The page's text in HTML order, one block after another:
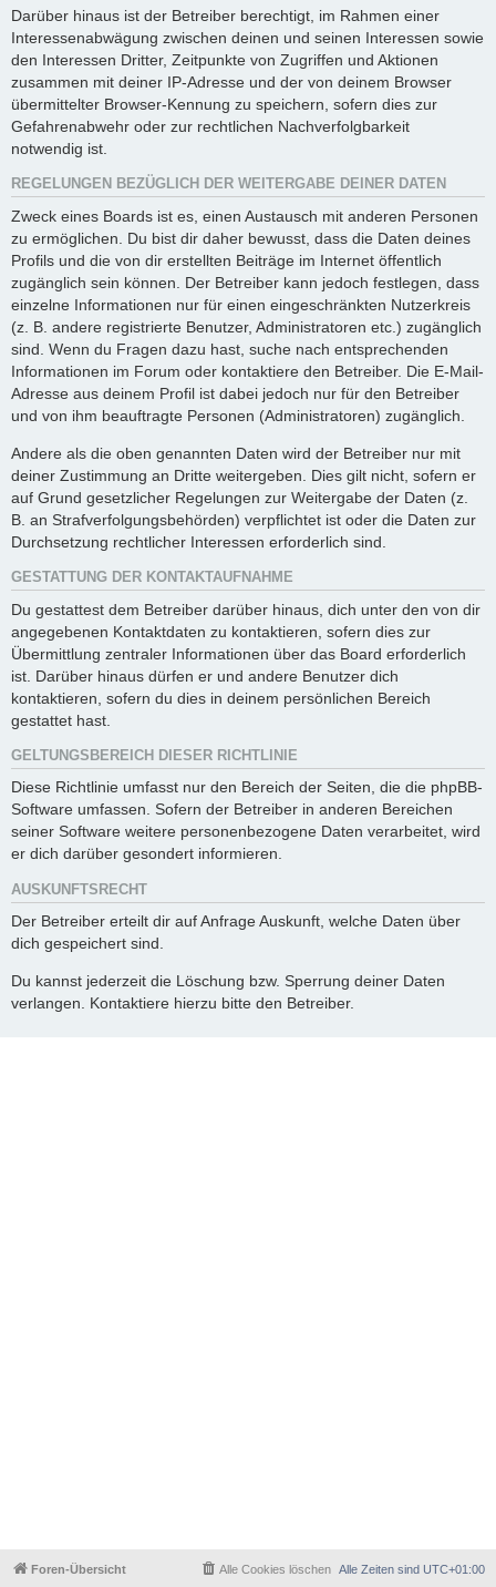
Darüber hinaus ist der Betreiber berechtigt, im Rahmen einer
Interessenabwägung zwischen deinen und seinen Interessen sowie
den Interessen Dritter, Zeitpunkte von Zugriffen und Aktionen
zusammen mit deiner IP-Adresse und der von deinem Browser
übermittelter Browser-Kennung zu speichern, sofern dies zur
Gefahrenabwehr oder zur rechtlichen Nachverfolgbarkeit
notwendig ist.
REGELUNGEN BEZÜGLICH DER WEITERGABE DEINER DATEN
Zweck eines Boards ist es, einen Austausch mit anderen Personen
zu ermöglichen. Du bist dir daher bewusst, dass die Daten deines
Profils und die von dir erstellten Beiträge im Internet öffentlich
zugänglich sein können. Der Betreiber kann jedoch festlegen, dass
einzelne Informationen nur für einen eingeschränkten Nutzerkreis
(z. B. andere registrierte Benutzer, Administratoren etc.) zugänglich
sind. Wenn du Fragen dazu hast, suche nach entsprechenden
Informationen im Forum oder kontaktiere den Betreiber. Die E-Mail-
Adresse aus deinem Profil ist dabei jedoch nur für den Betreiber
und von ihm beauftragte Personen (Administratoren) zugänglich.
Andere als die oben genannten Daten wird der Betreiber nur mit
deiner Zustimmung an Dritte weitergeben. Dies gilt nicht, sofern er
auf Grund gesetzlicher Regelungen zur Weitergabe der Daten (z.
B. an Strafverfolgungsbehörden) verpflichtet ist oder die Daten zur
Durchsetzung rechtlicher Interessen erforderlich sind.
GESTATTUNG DER KONTAKTAUFNAHME
Du gestattest dem Betreiber darüber hinaus, dich unter den von dir
angegebenen Kontaktdaten zu kontaktieren, sofern dies zur
Übermittlung zentraler Informationen über das Board erforderlich
ist. Darüber hinaus dürfen er und andere Benutzer dich
kontaktieren, sofern du dies in deinem persönlichen Bereich
gestattet hast.
GELTUNGSBEREICH DIESER RICHTLINIE
Diese Richtlinie umfasst nur den Bereich der Seiten, die die phpBB-
Software umfassen. Sofern der Betreiber in anderen Bereichen
seiner Software weitere personenbezogene Daten verarbeitet, wird
er dich darüber gesondert informieren.
AUSKUNFTSRECHT
Der Betreiber erteilt dir auf Anfrage Auskunft, welche Daten über
dich gespeichert sind.
Du kannst jederzeit die Löschung bzw. Sperrung deiner Daten
verlangen. Kontaktiere hierzu bitte den Betreiber.
Foren-Übersicht Alle Zeiten sind UTC+01:00
Alle Cookies löschen